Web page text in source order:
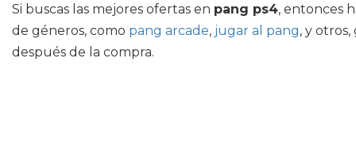
Si buscas las mejores ofertas en pang ps4, entonces
de géneros, como pang arcade, jugar al pang, y
después de la compra.